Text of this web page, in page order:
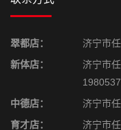
翠都店：
济宁市
新体店：
济宁市
中德店：
济宁市
育才店：
济宁市